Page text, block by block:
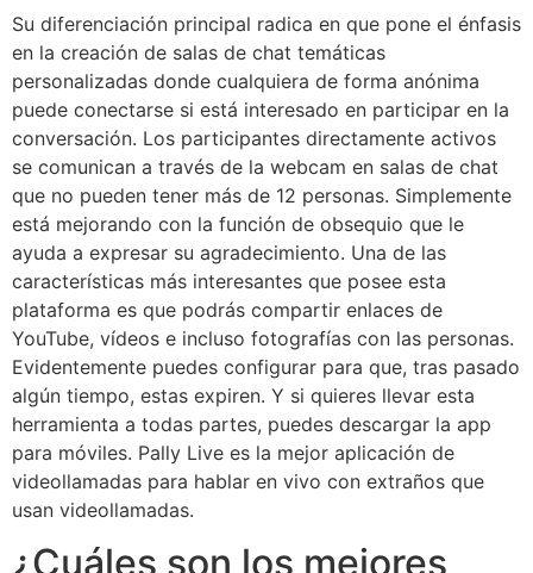
Su diferenciación principal radica en que pone el énfasis
en la creación de salas de chat temáticas
personalizadas donde cualquiera de forma anónima
puede conectarse si está interesado en participar en la
conversación. Los participantes directamente activos
se comunican a través de la webcam en salas de chat
que no pueden tener más de 12 personas. Simplemente
está mejorando con la función de obsequio que le
ayuda a expresar su agradecimiento. Una de las
características más interesantes que posee esta
plataforma es que podrás compartir enlaces de
YouTube, vídeos e incluso fotografías con las personas.
Evidentemente puedes configurar para que, tras pasado
algún tiempo, estas expiren. Y si quieres llevar esta
herramienta a todas partes, puedes descargar la app
para móviles. Pally Live es la mejor aplicación de
videollamadas para hablar en vivo con extraños que
usan videollamadas.
¿Cuáles son los mejores